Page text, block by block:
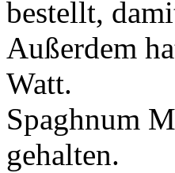
bestellt,
Außerdem
Watt.
Spaghnum
gehalten.